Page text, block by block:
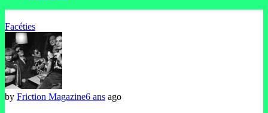
Facéties
by Friction Magazine6 ans ago